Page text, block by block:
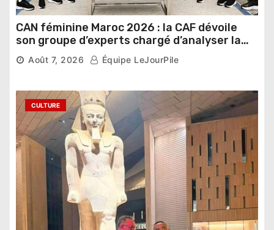
CAN féminine Maroc 2026 : la CAF dévoile
son groupe d’experts chargé d’analyser la
compétition
Août 7, 2026 Équipe LeJourPile
CULTURE